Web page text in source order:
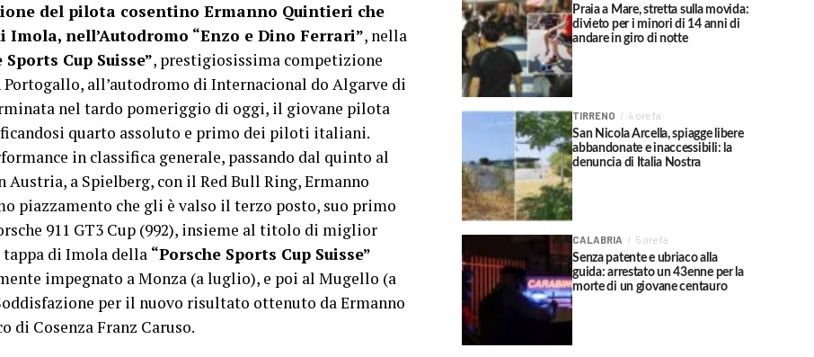
del pilota cosentino Ermanno Quintieri che
nell’Autodromo “Enzo e Dino Ferrari”, nella
Sports Cup Suisse”, prestigiosissima competizione
all’autodromo di Internacional do Algarve di
nel tardo pomeriggio di oggi, il giovane pilota
quarto assoluto e primo dei piloti italiani.
in classifica generale, passando dal quinto al
a Spielberg, con il Red Bull Ring, Ermanno
piazzamento che gli è valso il terzo posto, suo primo
911 GT3 Cup (992), insieme al titolo di miglior
di Imola della “Porsche Sports Cup Suisse”
impegnato a Monza (a luglio), e poi al Mugello (a
per il nuovo risultato ottenuto da Ermanno
di Cosenza Franz Caruso.
Praia a Mare, stretta sulla movida:
divieto per i minori di 14 anni di
andare in giro di notte
TIRRENO 4 ore fa
San Nicola Arcella, spiagge libere
abbandonate e inaccessibili: la
denuncia di Italia Nostra
CALABRIA 5 ore fa
Senza patente e ubriaco alla
guida: arrestato un 43enne per la
morte di un giovane centauro